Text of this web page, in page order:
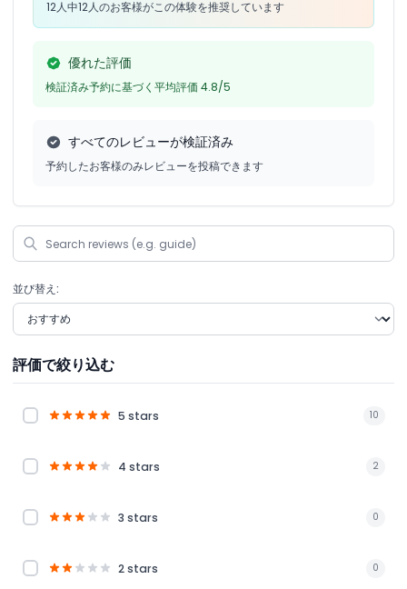
12人中12人のお客様がこの体験を推奨しています
優れた評価
検証済み予約に基づく平均評価 4.8/5
すべてのレビューが検証済み
予約したお客様のみレビューを投稿できます
並び替え:
評価で絞り込む
5 stars 10
4 stars 2
3 stars 0
2 stars 0